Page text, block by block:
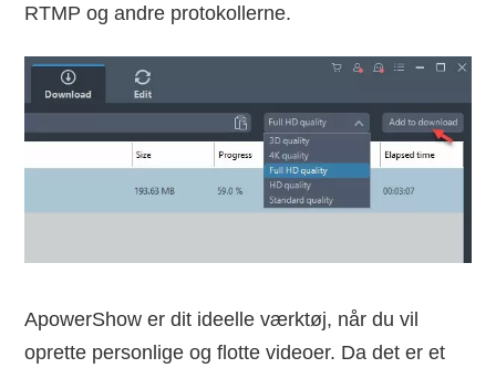
RTMP og andre protokollerne.
ApowerShow er dit ideelle værktøj, når du vil
oprette personlige og flotte videoer. Da det er et